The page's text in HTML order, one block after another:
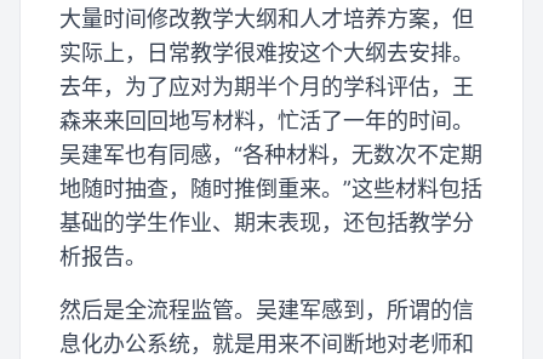
大量时间修改教学大纲和人才培养方案，但
实际上，日常教学很难按这个大纲去安排。
去年，为了应对为期半个月的学科评估，王
森来来回回地写材料，忙活了一年的时间。
吴建军也有同感，“各种材料，无数次不定期
地随时抽查，随时推倒重来。”这些材料包括
基础的学生作业、期末表现，还包括教学分
析报告。
然后是全流程监管。吴建军感到，所谓的信
息化办公系统，就是用来不间断地对老师和